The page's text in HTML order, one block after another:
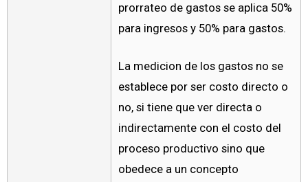
prorrateo de gastos se aplica 50%
para ingresos y 50% para gastos.
La medicion de los gastos no se
establece por ser costo directo o
no, si tiene que ver directa o
indirectamente con el costo del
proceso productivo sino que
obedece a un concepto